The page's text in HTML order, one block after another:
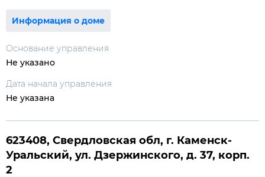
Информация о доме
Основание управления
Не указано
Дата начала управления
Не указана
623408, Свердловская обл, г. Каменск-
Уральский, ул. Дзержинского, д. 37, корп.
2